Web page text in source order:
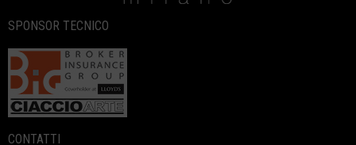
SPONSOR TECNICO
CONTATTI